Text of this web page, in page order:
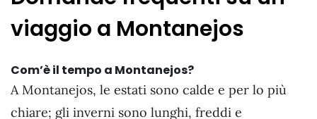
viaggio a Montanejos
Com’è il tempo a Montanejos?
A Montanejos, le estati sono calde e per lo più
chiare; gli inverni sono lunghi, freddi e